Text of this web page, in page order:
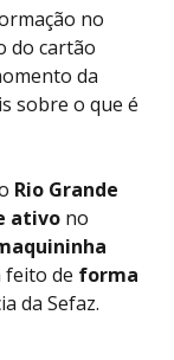
no
do cartão
da
sobre o que é
Rio Grande
ativo no
feito de forma
da Sefaz.